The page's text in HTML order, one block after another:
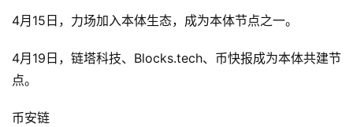
4月15日，力场加入本体生态，成为本体节点之一。
4月19日，链塔科技、Blocks.tech、币快报成为本体共建节
点。
币安链